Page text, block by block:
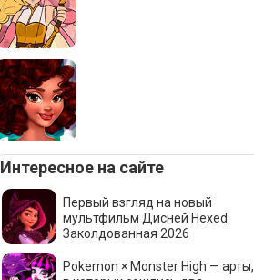
Интересное на сайте
Первый взгляд на новый
мультфильм Дисней Hexed
Заколдованная 2026
Pokemon × Monster High — арты,